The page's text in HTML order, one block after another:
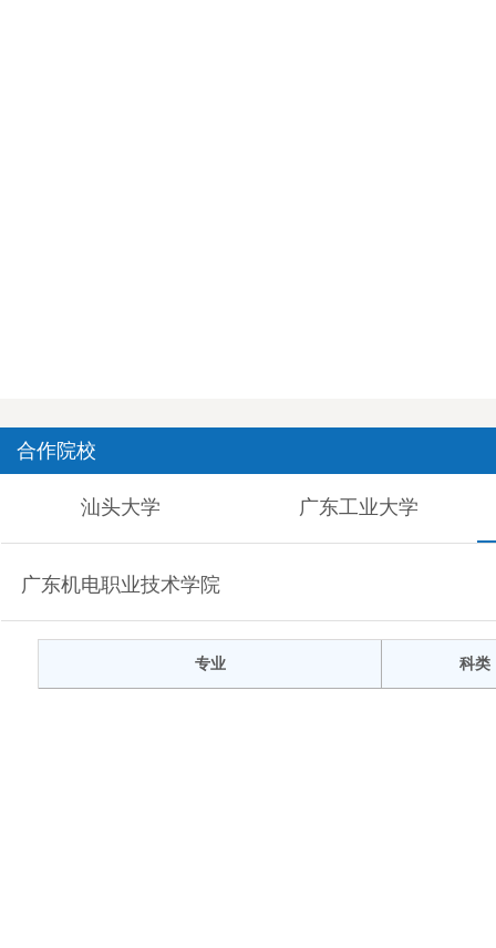
合作院校
汕头大学 广东工业大学
广东机电职业技术学院
专业 科类